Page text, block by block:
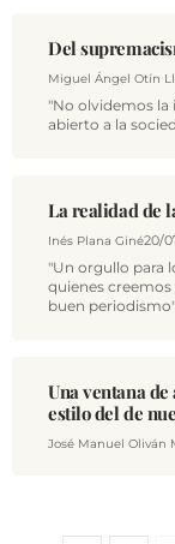
Del
Miguel Ángel Otín
"No olvidemos la
abierto a la
La realidad de
Inés Plana Giné20/
"Un orgullo para
quienes
buen periodismo"
Una ventana
estilo del de
José Manuel Oliván